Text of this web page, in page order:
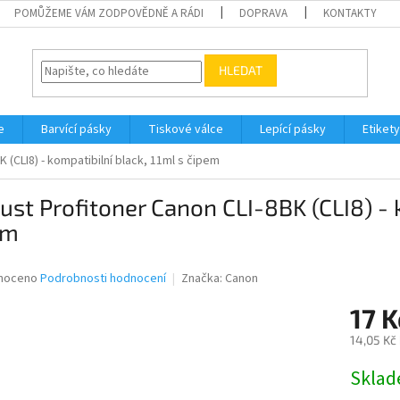
POMŮŽEME VÁM ZODPOVĚDNĚ A RÁDI DOPRAVA KONTAKTY
HLEDAT
Barvící pásky Tiskové válce Lepící pásky Etikety
(CLI8) - kompatibilní black, 11ml s čipem
Profitoner Canon CLI-8BK (CLI8)
Podrobnosti hodnocení Značka: Canon
17
14,05 Kč
cena: